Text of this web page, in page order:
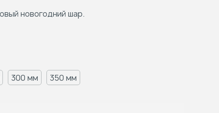
новогодний шар.
300 мм 350 мм